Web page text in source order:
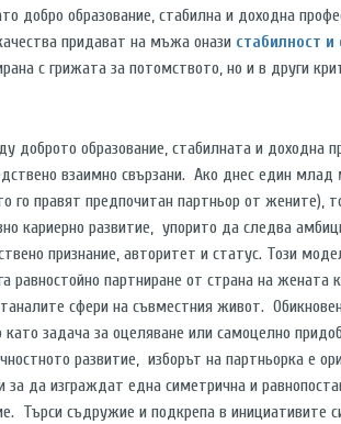
образование, стабилна и доходна
придават на мъжа онази стабилност и
с грижата за потомството, но и в други
образование, стабилната и доходна
взаимно свързани. Ако днес един
го правят предпочитан партньор от жените),
кариерно развитие, упорито да следва
признание, авторитет и статус. Този
равностойно партниране от страна на жената
сфери на съвместния живот.
задача за оцеляване или самоцелно
развитие, изборът на партньорка е
да изграждат една симетрична и
Търси съдружие и подкрепа в инициативите